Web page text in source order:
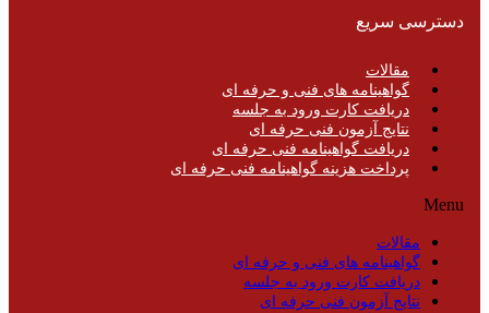
دسترسی سریع
مقالات
گواهینامه های فنی و حرفه ای
دریافت کارت ورود به جلسه
نتایج آزمون فنی حرفه ای
دریافت گواهینامه فنی حرفه ای
پرداخت هزینه گواهینامه فنی حرفه ای
Menu
مقالات
گواهینامه های فنی و حرفه ای
دریافت کارت ورود به جلسه
نتایج آزمون فنی حرفه ای